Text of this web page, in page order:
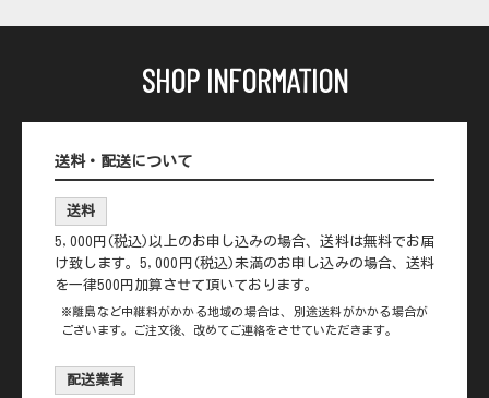
SHOP INFORMATION
送料・配送について
送料
5,000円(税込)以上のお申し込みの場合、送料は無料でお届
け致します。5,000円(税込)未満のお申し込みの場合、送料
を一律500円加算させて頂いております。
※離島など中継料がかかる地域の場合は、別途送料がかかる場合が
ございます。ご注文後、改めてご連絡をさせていただきます。
配送業者